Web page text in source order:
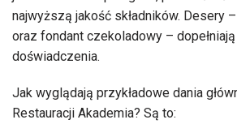
najwyższą jakość składników. Desery
oraz fondant czekoladowy –
doświadczenia.
Jak wyglądają przykładowe dania
Restauracji Akademia? Są to: